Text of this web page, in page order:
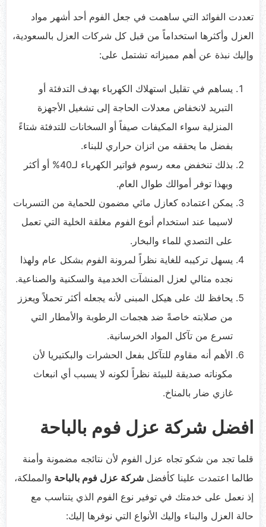
تعددت الفوائد التي ساهمت في جعل الفوم أحد أشهر مواد
العزل وأكثرها استخداماً من قبل كل شركات العزل بالسعودية،
وإليك نبذة عن أهم مميزاته تشتمل على:
يساهم في تقليل استهلاك الكهرباء بهدف التدفئة أو
التبريد لانخفاض معدلات الحاجة إلى تشغيل الأجهزة
المنزلية سواء المكيفات صيفاً أو السخانات للتدفئة شتاءً
بفضل ما يحققه من اتزان حراري للبناء.
بذلك تنخفض معه رسوم فواتير الكهرباء لـ40% أو أكثر
وبهذا توفر أموالك طوال العام.
يمكن اعتماده كعازل مائي مضمون للحماية من التسربات
لاسيما عند استخدام أنوع الفوم مغلقة الخلية التي تعمل
على التصدي للماء والبخار.
يسهل تركيبه للغاية نظراً لمرونة الفوم بشكل عام ولهذا
نجده مثالي لعزل المنشآت الخدمية والسكنية والصناعية.
يحافظ لك على هيكل المبنى لأنه يجعله أكثر تحملاً ويعزز
من صلابته خاصةً ضد هجمات الرطوبة والأمطار التي
تسرع من تآكل المواد الخرسانية.
الأهم أنه مقاوم للتآكل بفعل الحشرات والبكتيريا لأن
مكوناته صديقة للبيئة نظراً لكونه لا يسبب أي انبعاث
غازي ضار بالمناخ.
افضل شركة عزل فوم بالباحة
قلما تجد من شكو تجاه عزل الفوم لأن نتائجه مضمونة وأمنة
طالما اعتمدت علينا كأفضل شركة عزل فوم بالباحة والمملكة،
إذ نعمل على خدمتك في توفير نوع الفوم الذي يتناسب مع
حالة العزل والبناء وإليك الأنواع التي نوفرها إليك: